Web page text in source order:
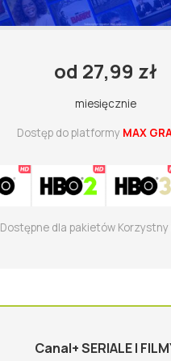
od 27,99 zł
miesięcznie
Dostęp do platformy MAX
Dostępne dla pakietów Korzystny
Canal+ SERIALE I